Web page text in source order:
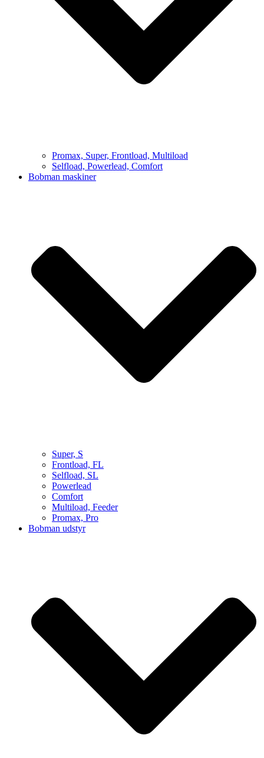
Promax, Super, Frontload, Multiload
Selfload, Powerlead, Comfort
Bobman maskiner
Super, S
Frontload, FL
Selfload, SL
Powerlead
Comfort
Multiload, Feeder
Promax, Pro
Bobman udstyr